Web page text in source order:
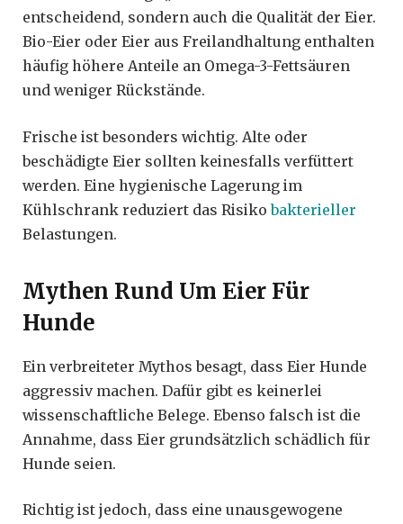
entscheidend, sondern auch die Qualität der Eier.
Bio-Eier oder Eier aus Freilandhaltung enthalten
häufig höhere Anteile an Omega-3-Fettsäuren
und weniger Rückstände.
Frische ist besonders wichtig. Alte oder
beschädigte Eier sollten keinesfalls verfüttert
werden. Eine hygienische Lagerung im
Kühlschrank reduziert das Risikobakterieller
Belastungen.
Mythen Rund Um Eier Für
Hunde
Ein verbreiteter Mythos besagt, dass Eier Hunde
aggressiv machen. Dafür gibt es keinerlei
wissenschaftliche Belege. Ebenso falsch ist die
Annahme, dass Eier grundsätzlich schädlich für
Hunde seien.
Richtig ist jedoch, dass eine unausgewogene